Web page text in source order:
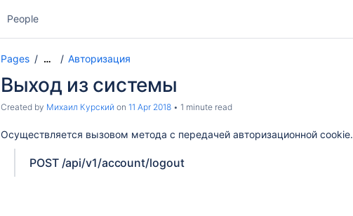
People
Pages … Авторизация
Выход из системы
Created by Михаил Курский on 11 Apr 2018 1 minute read
Осуществляется вызовом метода с передачей авторизационной cookie.
POST /api/v1/account/logout